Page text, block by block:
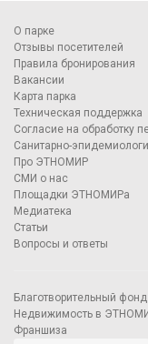
О парке
Отзывы посетителей
Правила бронирования
Вакансии
Карта парка
Техническая поддержка
Согласие на обработку
Санитарно-
Про ЭТНОМИР
СМИ о нас
Площадки ЭТНОМИРа
Медиатека
Статьи
Вопросы и ответы
Благотворительный
Недвижимость в
Франшиза